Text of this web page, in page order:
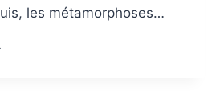
les métamorphoses…